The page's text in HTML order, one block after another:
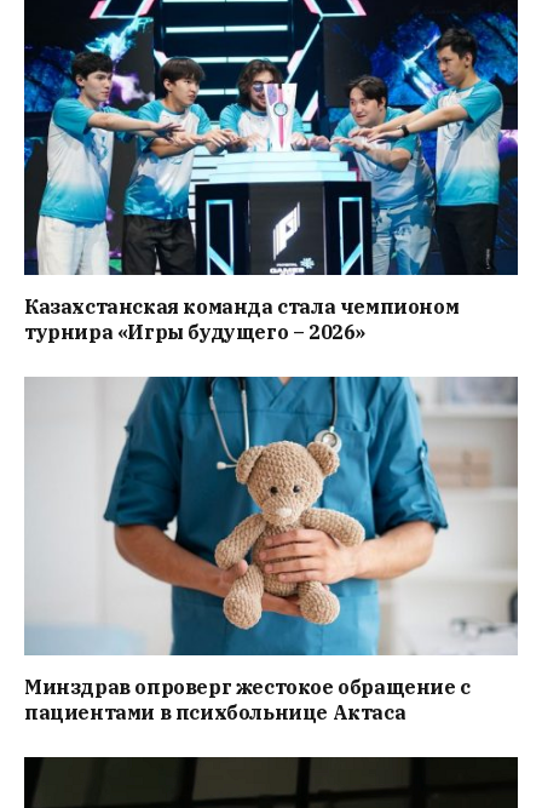
Казахстанская команда стала чемпионом
турнира «Игры будущего – 2026»
Минздрав опроверг жестокое обращение с
пациентами в психбольнице Актаса